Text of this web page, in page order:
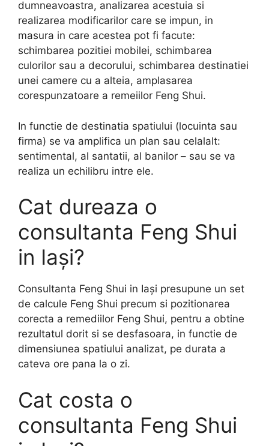
dumneavoastra, analizarea acestuia si
realizarea modificarilor care se impun, in
masura in care acestea pot fi facute:
schimbarea pozitiei mobilei, schimbarea
culorilor sau a decorului, schimbarea destinatiei
unei camere cu a alteia, amplasarea
corespunzatoare a remeiilor Feng Shui.
In functie de destinatia spatiului (locuinta sau
firma) se va amplifica un plan sau celalalt:
sentimental, al santatii, al banilor – sau se va
realiza un echilibru intre ele.
Cat dureaza o
consultanta Feng Shui
in Iași?
Consultanta Feng Shui in Iași presupune un set
de calcule Feng Shui precum si pozitionarea
corecta a remediilor Feng Shui, pentru a obtine
rezultatul dorit si se desfasoara, in functie de
dimensiunea spatiului analizat, pe durata a
cateva ore pana la o zi.
Cat costa o
consultanta Feng Shui